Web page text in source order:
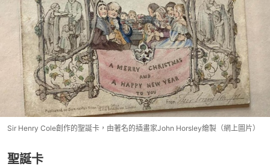
Sir Henry Cole創作的聖誕卡，由著名的插畫家John Horsley繪製（網上圖片）
聖誕卡